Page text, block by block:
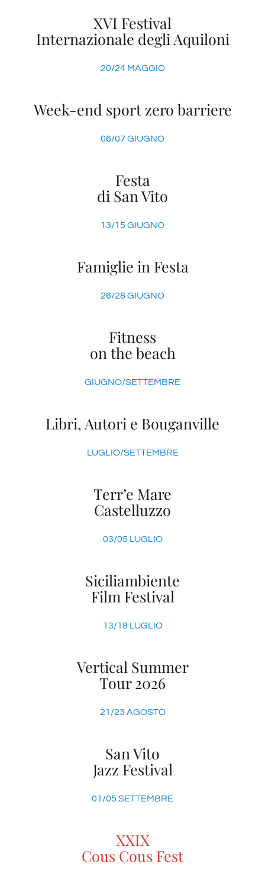
XVI Festival
Internazionale degli Aquiloni
20/24 MAGGIO
Week-end sport zero barriere
06/07 GIUGNO
Festa
di San Vito
13/15 GIUGNO
Famiglie in Festa
26/28 GIUGNO
Fitness
on the beach
GIUGNO/SETTEMBRE
Libri, Autori e Bouganville
LUGLIO/SETTEMBRE
Terr’e Mare
Castelluzzo
03/05 LUGLIO
Siciliambiente
Film Festival
13/18 LUGLIO
Vertical Summer
Tour 2026
21/23 AGOSTO
San Vito
Jazz Festival
01/05 SETTEMBRE
XXIX
Cous Cous Fest